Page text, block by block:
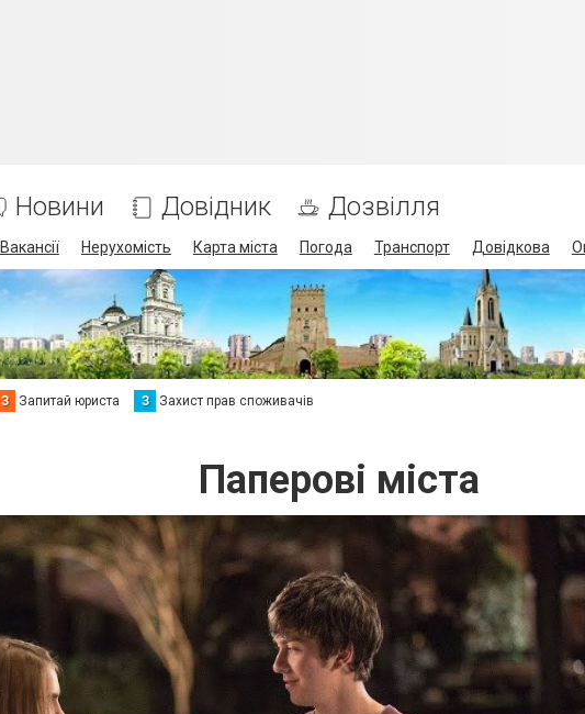
Новини Довідник Дозвілля
Вакансії Нерухомість Карта міста Погода Транспорт Довідкова
З Запитай юриста З Захист прав споживачів
Паперові міста